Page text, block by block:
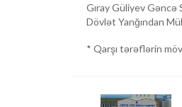
Gıray Güliyev
Dövlət Yanğından
* Qarşı tərəflərin